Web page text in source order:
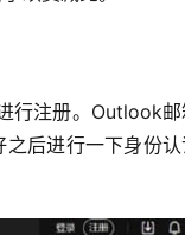
行注册。Outlook邮
后进行一下身份